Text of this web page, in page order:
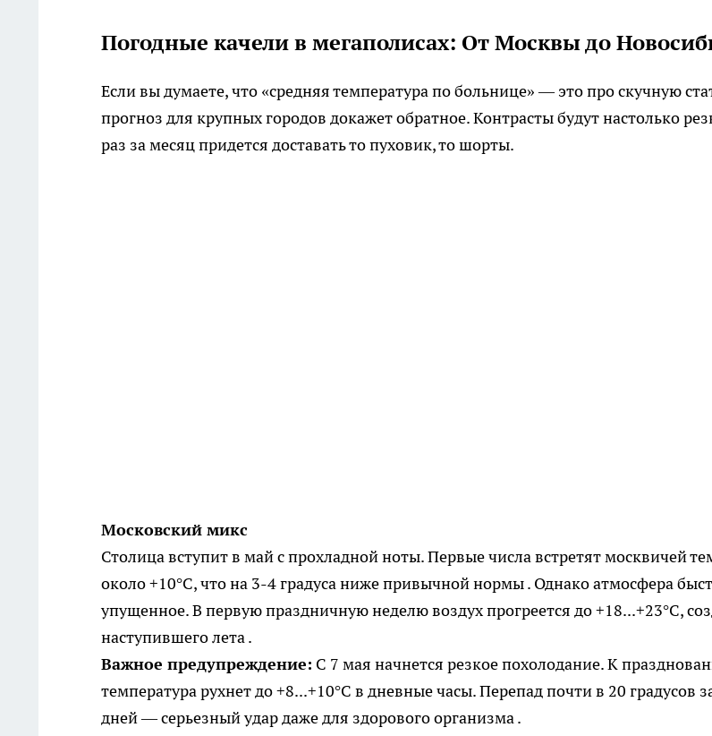
Погодные качели в мегаполисах: От Москвы до
Если вы думаете, что «средняя температура по больнице» — это про скучную
прогноз для крупных городов докажет обратное. Контрасты будут настолько
раз за месяц придется доставать то пуховик, то шорты.
Московский микс
Столица вступит в май с прохладной ноты. Первые числа встретят москвичей
около +10°C, что на 3-4 градуса ниже привычной нормы . Однако атмосфера
упущенное. В первую праздничную неделю воздух прогреется до +18...+23°C,
наступившего лета .
Важное предупреждение: С 7 мая начнется резкое похолодание. К
температура рухнет до +8...+10°C в дневные часы. Перепад почти в 20 градусов
дней — серьезный удар даже для здорового организма .